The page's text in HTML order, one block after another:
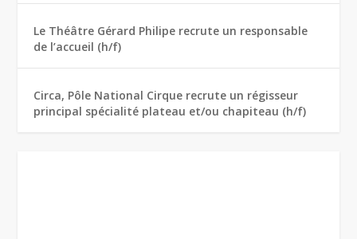
Le Théâtre Gérard Philipe recrute un responsable
de l’accueil (h/f)
Circa, Pôle National Cirque recrute un régisseur
principal spécialité plateau et/ou chapiteau (h/f)